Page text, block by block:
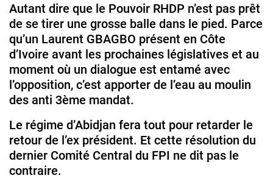
Autant dire que le Pouvoir RHDP n’est pas prêt
de se tirer une grosse balle dans le pied. Parce
qu’un Laurent GBAGBO présent en Côte
d’Ivoire avant les prochaines législatives et au
moment où un dialogue est entamé avec
l’opposition, c’est apporter de l’eau au moulin
des anti 3ème mandat.
Le régime d’Abidjan fera tout pour retarder le
retour de l’ex président. Et cette résolution du
dernier Comité Central du FPI ne dit pas le
contraire.